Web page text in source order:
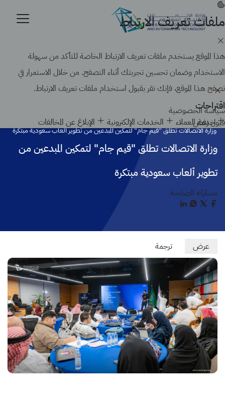
موقع حكومي رسمي تابع لحكومة المملكة العربية السعودية
كيف تتحقق
تجاوز
إلى
المحتوى
الرئيسي
اقتراحات
خدمة العملاء الخدمات الإلكترونية الإبلاغ عن المخالفات الرئيسية
أخبار الوزارة
وزارة الاتصالات تطلق "قيم جام" لتمكين المبدعين من تطوير ألعاب سعودية مبتكرة
وزارة الاتصالات تطلق "قيم جام" لتمكين المبدعين من
تطوير ألعاب سعودية مبتكرة
مشاركة الصفحة
Primary
tabs
عرض
التبويب
النشطة)
ترجمة
ملفات تعريف الارتباط
هذا الموقع يستخدم ملفات تعريف الارتباط الخاصة للتأكد من سهولة
الاستخدام وضمان تحسين تجربتك أثناء التصفح. من خلال الاستمرار في
تصفح هذا الموقع، فإنك تقر بقبول استخدام ملفات تعريف الارتباط.
سياسة الخصوصية
قبولرفض